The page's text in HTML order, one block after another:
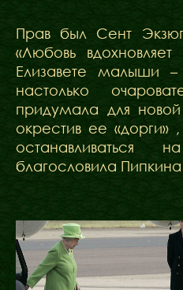
Прав был Сент
«Любовь
Елизавете малыши
настолько
придумала для
окрестив ее
останавливаться
благословила